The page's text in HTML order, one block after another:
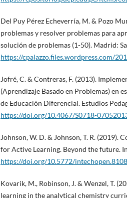
Del Puy Pérez Echeverría, M. & Pozo
problemas y resolver problemas para
solución de problemas (1-50). Madrid:
https://cpalazzo.files.wordpress.com/
Jofré, C. & Contreras, F. (2013).
(Aprendizaje Basado en Problemas) en
de Educación Diferencial. Estudios
https://doi.org/10.4067/S0718-
Johnson, W. D. & Johnson, T. R. (2019).
for Active Learning. Beyond the future.
https://doi.org/10.5772/
Kovarik, M., Robinson, J. & Wenzel, T.
learning in the analytical chemistry